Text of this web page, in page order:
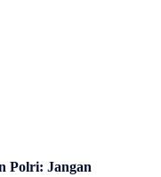
Polri: Jangan